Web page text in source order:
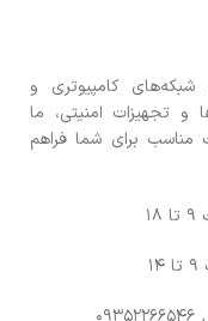
شبکه‌های کامپیوتری و
و تجهیزات امنیتی، ما
مناسب برای شما فراهم